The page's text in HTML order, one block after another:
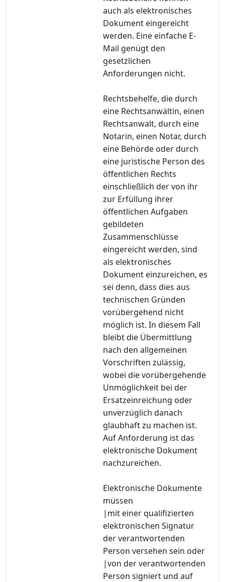
auch als elektronisches
Dokument eingereicht
werden. Eine einfache E-
Mail genügt den
gesetzlichen
Anforderungen nicht.
Rechtsbehelfe, die durch
eine Rechtsanwältin, einen
Rechtsanwalt, durch eine
Notarin, einen Notar, durch
eine Behörde oder durch
eine juristische Person des
öffentlichen Rechts
einschließlich der von ihr
zur Erfüllung ihrer
öffentlichen Aufgaben
gebildeten
Zusammenschlüsse
eingereicht werden, sind
als elektronisches
Dokument einzureichen, es
sei denn, dass dies aus
technischen Gründen
vorübergehend nicht
möglich ist. In diesem Fall
bleibt die Übermittlung
nach den allgemeinen
Vorschriften zulässig,
wobei die vorübergehende
Unmöglichkeit bei der
Ersatzeinreichung oder
unverzüglich danach
glaubhaft zu machen ist.
Auf Anforderung ist das
elektronische Dokument
nachzureichen.
Elektronische Dokumente
müssen
|mit einer qualifizierten
elektronischen Signatur
der verantwortenden
Person versehen sein oder
|von der verantwortenden
Person signiert und auf